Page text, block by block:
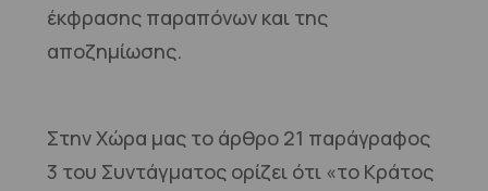
έκφρασης παραπόνων και της
αποζημίωσης.
Στην Χώρα μας το άρθρο 21 παράγραφος
3 του Συντάγματος ορίζει ότι «το Κράτος